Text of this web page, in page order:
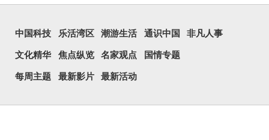
中国科技 乐活湾区 潮游生活 通识中国 非凡人事
文化精华 焦点纵览 名家观点 国情专题
每周主题 最新影片 最新活动